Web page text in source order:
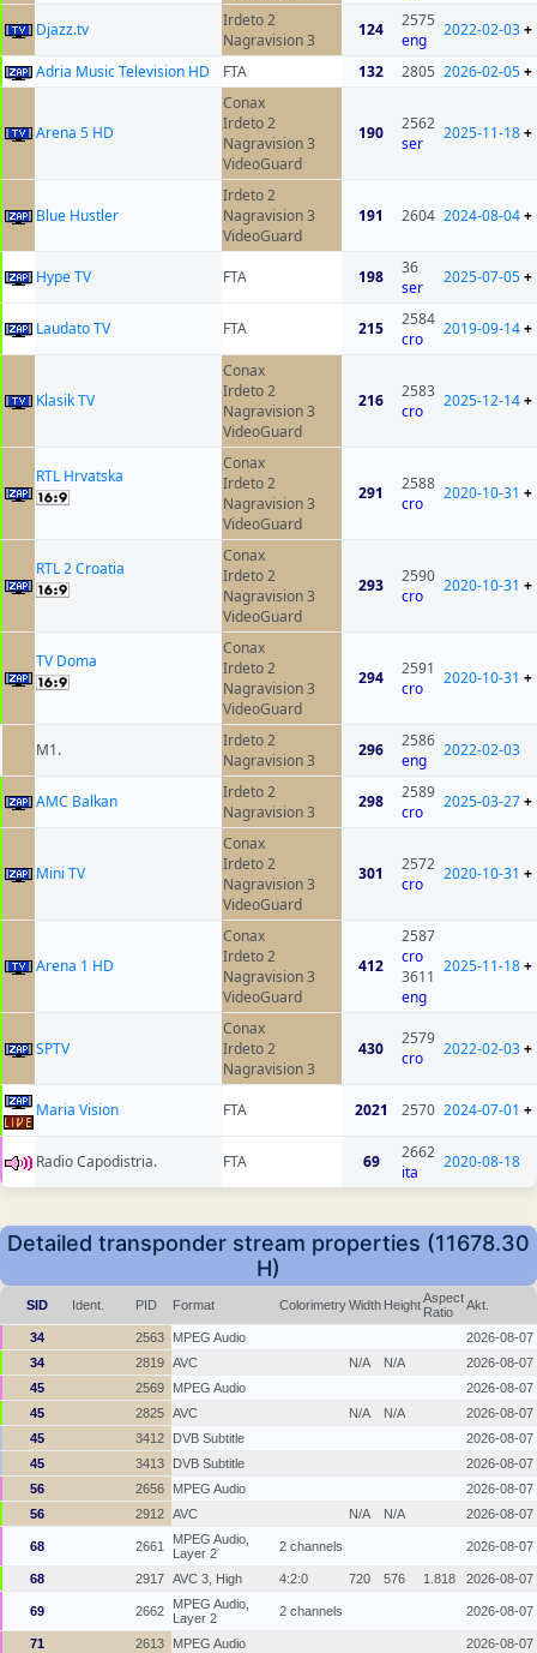
Djazz.tv
Irdeto 2
Nagravision 3
124
2575
eng
2022-02-03+
Adria Music Television HD FTA 132 2805 2026-02-05+
Arena 5 HD
Conax
Irdeto 2
Nagravision 3
VideoGuard
190
2562
ser
2025-11-18+
Blue Hustler
Irdeto 2
Nagravision 3
VideoGuard
191 2604 2024-08-04+
Hype TV FTA 198
36
ser
2025-07-05+
Laudato TV FTA 215
2584
cro
2019-09-14+
Klasik TV
Conax
Irdeto 2
Nagravision 3
VideoGuard
216
2583
cro
2025-12-14+
RTL Hrvatska
Conax
Irdeto 2
Nagravision 3
VideoGuard
291
2588
cro
2020-10-31 +
RTL 2 Croatia
Conax
Irdeto 2
Nagravision 3
VideoGuard
293
2590
cro
2020-10-31 +
TV Doma
Conax
Irdeto 2
Nagravision 3
VideoGuard
294
2591
cro
2020-10-31 +
M1.
Irdeto 2
Nagravision 3
296
2586
eng
2022-02-03
AMC Balkan
Irdeto 2
Nagravision 3
298
2589
cro
2025-03-27+
Mini TV
Conax
Irdeto 2
Nagravision 3
VideoGuard
301
2572
cro
2020-10-31 +
Arena 1 HD
Conax
Irdeto 2
Nagravision 3
VideoGuard
412
2587
cro
3611
eng
2025-11-18+
SPTV
Conax
Irdeto 2
Nagravision 3
430
2579
cro
2022-02-03+
Maria Vision FTA 2021 2570 2024-07-01 +
Radio Capodistria. FTA 69
2662
ita
2020-08-18
Detailed transponder stream properties (11678.30
H)
SID Ident. PID Format ColorimetryWidth HeightAspect
Ratio
Akt.
34 2563 MPEG Audio
2026-08-07
34
2819 AVC N/A N/A
2026-08-07
45
2569 MPEG Audio
2026-08-07
45
2825 AVC N/A N/A
2026-08-07
45
3412 DVB Subtitle
2026-08-07
45
3413 DVB Subtitle
2026-08-07
56
2656 MPEG Audio
2026-08-07
56
2912 AVC N/A N/A 2026-08-07
68 2661
MPEG Audio,
Layer 2
2 channels 2026-08-07
68 2917 AVC 3, High 4:2:0 720 576 1.818 2026-08-07
69 2662
MPEG Audio,
Layer 2
2 channels 2026-08-07
71 2613 MPEG Audio 2026-08-07